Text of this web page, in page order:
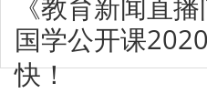
国学公开课
快！